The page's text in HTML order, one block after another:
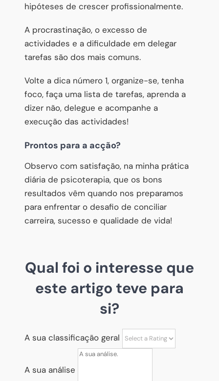
hipóteses de crescer profissionalmente.
A procrastinação, o excesso de
actividades e a dificuldade em delegar
tarefas são dos mais comuns.
Volte a dica número 1, organize-se, tenha
foco, faça uma lista de tarefas, aprenda a
dizer não, delegue e acompanhe a
execução das actividades!
Prontos para a acção?
Observo com satisfação, na minha prática
diária de psicoterapia, que os bons
resultados vêm quando nos preparamos
para enfrentar o desafio de conciliar
carreira, sucesso e qualidade de vida!
Qual foi o interesse que
este artigo teve para
si?
A sua classificação geral
A sua análise